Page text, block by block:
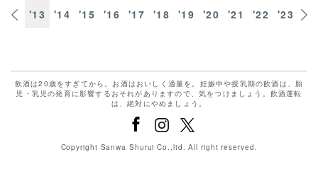
'12 '13 '14 '15 '16 '17 '18 '19 '20 '21 '22 '23
飲酒は20歳をすぎてから。お酒はおいしく適量を。妊娠中や授乳期の飲酒は、胎
児・乳児の発育に影響するおそれがありますので、気をつけましょう。飲酒運転
は、絶対にやめましょう。
Copyright Sanwa Shurui Co.,ltd. All right reserved.